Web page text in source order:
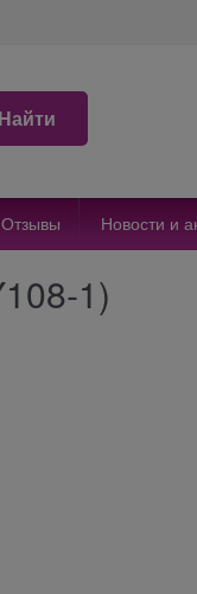
Найти
Отзывы Новости и
1)